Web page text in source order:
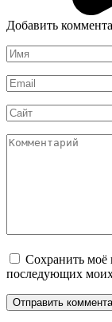
Добавить
Имя
*
Email
*
Сайт
Комментарий
Сохранить моё
последующих